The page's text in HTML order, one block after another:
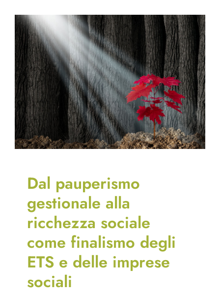
Dal pauperismo
gestionale alla
ricchezza sociale
come finalismo degli
ETS e delle imprese
sociali